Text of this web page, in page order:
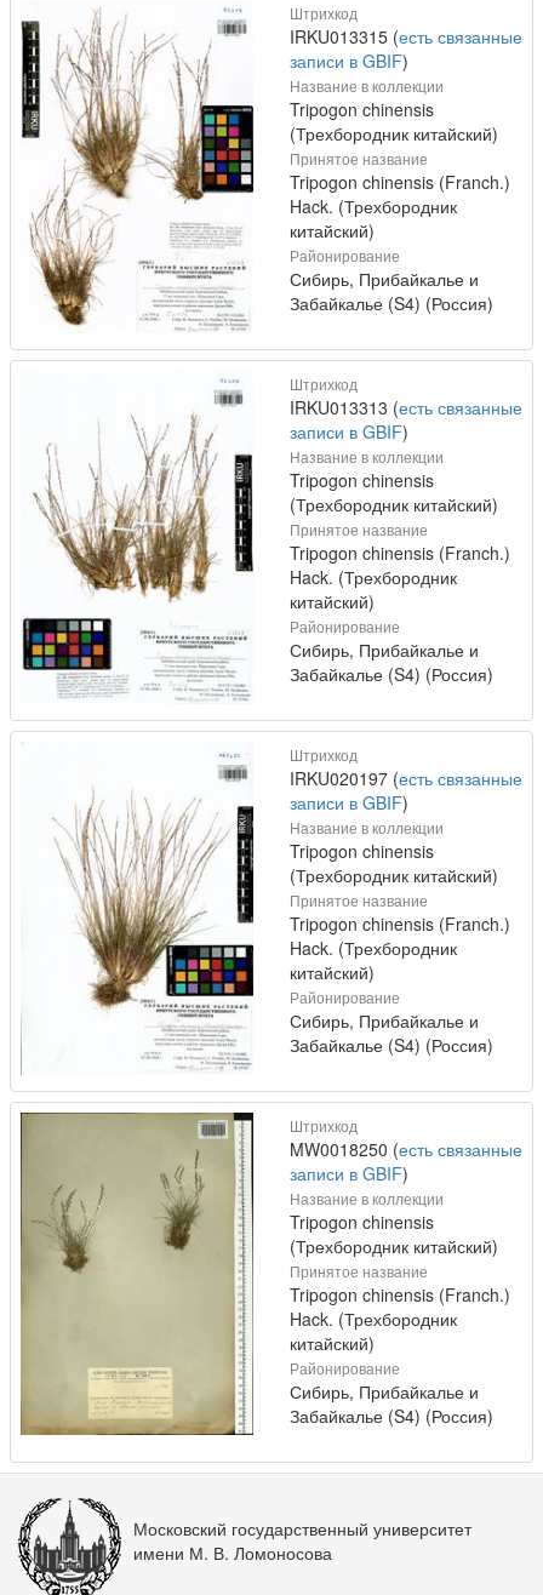
Штрихкод
IRKU013315 (есть связанные
записи в GBIF)
Название в коллекции
Tripogon chinensis
(Трехбородник китайский)
Принятое название
Tripogon chinensis (Franch.)
Hack. (Трехбородник
китайский)
Районирование
Сибирь, Прибайкалье и
Забайкалье (S4) (Россия)
Штрихкод
IRKU013313 (есть связанные
записи в GBIF)
Название в коллекции
Tripogon chinensis
(Трехбородник китайский)
Принятое название
Tripogon chinensis (Franch.)
Hack. (Трехбородник
китайский)
Районирование
Сибирь, Прибайкалье и
Забайкалье (S4) (Россия)
Штрихкод
IRKU020197 (есть связанные
записи в GBIF)
Название в коллекции
Tripogon chinensis
(Трехбородник китайский)
Принятое название
Tripogon chinensis (Franch.)
Hack. (Трехбородник
китайский)
Районирование
Сибирь, Прибайкалье и
Забайкалье (S4) (Россия)
Штрихкод
MW0018250 (есть связанные
записи в GBIF)
Название в коллекции
Tripogon chinensis
(Трехбородник китайский)
Принятое название
Tripogon chinensis (Franch.)
Hack. (Трехбородник
китайский)
Районирование
Сибирь, Прибайкалье и
Забайкалье (S4) (Россия)
Московский государственный университет
имени М. В. Ломоносова